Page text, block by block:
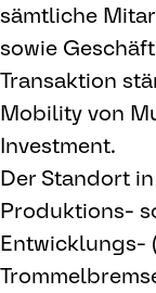
sämtliche
sowie
Transaktion
Mobility von
Investment.
Der Standort
Produktions-
Entwicklungs-